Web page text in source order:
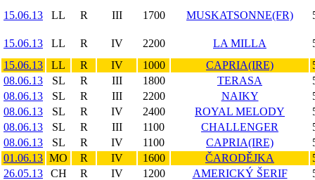
15.06.13
LL R III 1700 MUSKATSONNE(FR)
15.06.13 LL R IV 2200 LA MILLA
15.06.13
LL R IV 1000 CAPRIA(IRE)
08.06.13
SL R III 1800 TERASA
08.06.13
SL R III 2200 NAIKY
08.06.13
SL R IV 2400 ROYAL MELODY
08.06.13
SL R III 1100 CHALLENGER
08.06.13
SL R IV 1100 CAPRIA(IRE)
01.06.13 MO R IV 1600 ČARODĚJKA
26.05.13
CH R IV 1200 AMERICKÝ ŠERIF